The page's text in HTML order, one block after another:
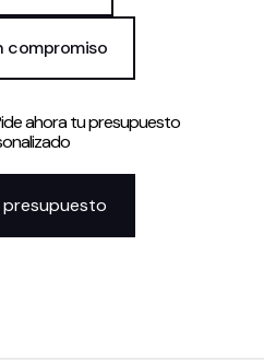
compromiso
ahora tu presupuesto
presupuesto